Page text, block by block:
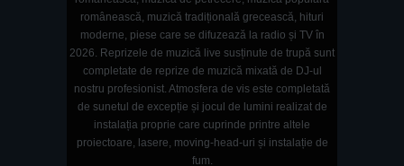
românească, muzică tradițională grecească, hituri
moderne, piese care se difuzează la radio și TV în
2026. Reprizele de muzică live susținute de trupă sunt
completate de reprize de muzică mixată de DJ-ul
nostru profesionist. Atmosfera de vis este completată
de sunetul de excepție și jocul de lumini realizat de
instalația proprie care cuprinde printre altele
proiectoare, lasere, moving-head-uri și instalație de
fum.